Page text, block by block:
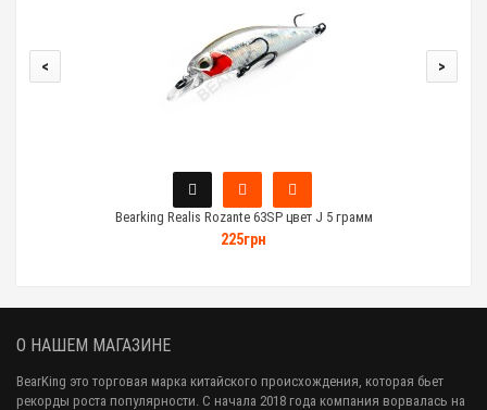
Bearking Realis Rozante 63SP цвет J 5 грамм
225грн
< >
О НАШЕМ МАГАЗИНЕ
BearKing это торговая марка китайского происхождения, которая бьет
рекорды роста популярности. С начала 2018 года компания ворвалась на